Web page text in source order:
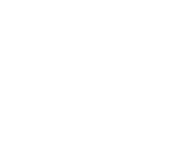
et géomécanique
pressiométriques)
considérée comme
des valeurs de
élevées, ainsi que de
dans la vallée